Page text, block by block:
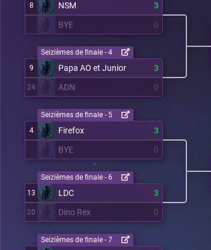
8 NSM
3
BYE
0
9 Papa AO et Junior 3
24 ADN 0
Seizièmes de finale - 4
4 Firefox
3
BYE
0
Seizièmes de finale - 5
13 LDC 3
20 Dino Rex 0
Seizièmes de finale - 6
Seizièmes de finale - 7